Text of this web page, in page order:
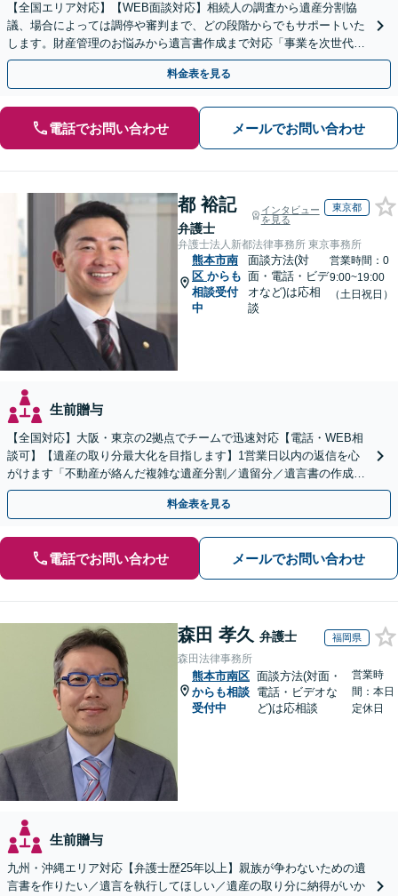
【全国エリア対応】【WEB面談対応】相続人の調査から遺産分割協
議、場合によっては調停や審判まで、どの段階からでもサポートいた
します。財産管理のお悩みから遺言書作成まで対応「事業を次世代に
引き継ぐ安心の事業承継をサポート」【完全個室相談】
料金表を見る
電話でお問い合わせ メールでお問い合わせ
都 裕記
弁護士
インタビュー
を見る
東京都
弁護士法人新都法律事務所 東京事務所
熊本市南
区 からも
相談受付
中
面談方法(対
面・電話・ビデ
オなど)は応相
談
営業時間：0
9:00~19:00
（土日祝日）
生前贈与
【全国対応】大阪・東京の2拠点でチームで迅速対応【電話・WEB相
談可】【遺産の取り分最大化を目指します】1営業日以内の返信を心
がけます「不動産が絡んだ複雑な遺産分割／遺留分／遺言書の作成・
執行／事業承継など、お任せください」【休日相談あり】
料金表を見る
電話でお問い合わせ メールでお問い合わせ
森田 孝久 弁護士 福岡県
森田法律事務所
熊本市南区
からも相談
受付中
面談方法(対面・
電話・ビデオな
ど)は応相談
営業時
間：本日
定休日
生前贈与
九州・沖縄エリア対応【弁護士歴25年以上】親族が争わないための遺
言書を作りたい／遺言を執行してほしい／遺産の取り分に納得がいか